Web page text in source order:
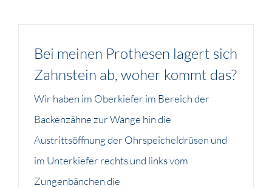
Bei meinen Prothesen lagert sich
Zahnstein ab, woher kommt das?
Wir haben im Oberkiefer im Bereich der
Backenzähne zur Wange hin die
Austrittsöffnung der Ohrspeicheldrüsen und
im Unterkiefer rechts und links vom
Zungenbänchen die